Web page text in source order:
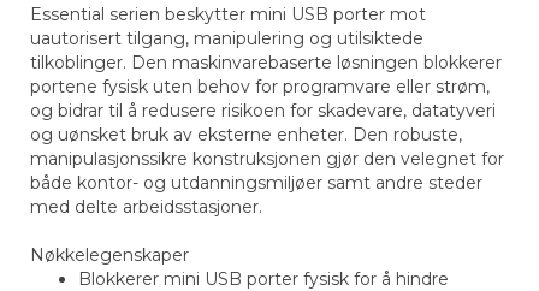
Essential serien beskytter mini USB porter mot
uautorisert tilgang, manipulering og utilsiktede
tilkoblinger. Den maskinvarebaserte løsningen blokkerer
portene fysisk uten behov for programvare eller strøm,
og bidrar til å redusere risikoen for skadevare, datatyveri
og uønsket bruk av eksterne enheter. Den robuste,
manipulasjonssikre konstruksjonen gjør den velegnet for
både kontor- og utdanningsmiljøer samt andre steder
med delte arbeidsstasjoner.
Nøkkelegenskaper
Blokkerer mini USB porter fysisk for å hindre